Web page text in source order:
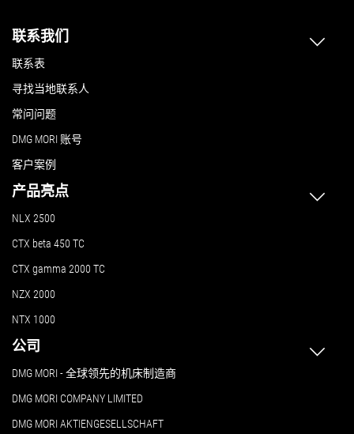
联系我们
联系表
寻找当地联系人
常问问题
DMG MORI 账号
客户案例
产品亮点
NLX 2500
CTX beta 450 TC
CTX gamma 2000 TC
NZX 2000
NTX 1000
公司
DMG MORI - 全球领先的机床制造商
DMG MORI COMPANY LIMITED
DMG MORI AKTIENGESELLSCHAFT